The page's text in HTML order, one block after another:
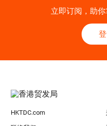
立即订阅，助
HKTDC.com